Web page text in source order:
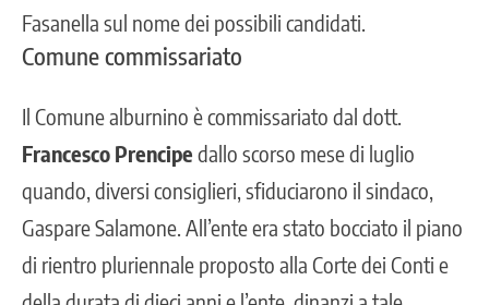
Fasanella sul nome dei possibili candidati.
Comune commissariato
Il Comune alburnino è commissariato dal dott.
Francesco Prencipe dallo scorso mese di luglio
quando, diversi consiglieri, sfiduciarono il sindaco,
Gaspare Salamone. All’ente era stato bocciato il piano
di rientro pluriennale proposto alla Corte dei Conti e